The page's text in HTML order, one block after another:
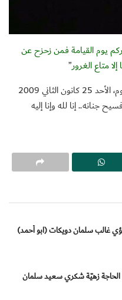
يوم القيامة فمن زحزح عن
متاع الغرور”
2009
جنانه.. إنا لله وإنا إليه
لؤي غالب سلمان دويكات (ابو أحمد)
الحاجة زهيّة شكري سعيد سلمان